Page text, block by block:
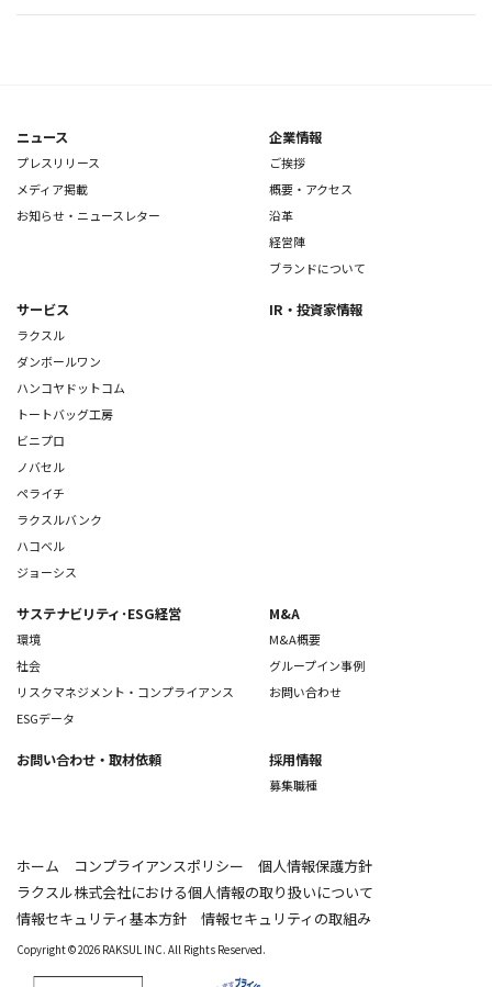
ニュース
プレスリリース
メディア掲載
お知らせ・ニュースレター
企業情報
ご挨拶
概要・アクセス
沿革
経営陣
ブランドについて
サービス
ラクスル
ダンボールワン
ハンコヤドットコム
トートバッグ工房
ビニプロ
ノバセル
ペライチ
ラクスルバンク
ハコベル
ジョーシス
IR・投資家情報
サステナビリティ･ESG経営
環境
社会
リスクマネジメント・コンプライアンス
ESGデータ
M&A
M&A概要
グループイン事例
お問い合わせ
お問い合わせ ・取材依頼 採用情報
募集職種
ホーム コンプライアンスポリシー
個人情報保護方針
ラクスル株式会社における個人情報の取り扱いについて
情報セキュリティ基本方針
情報セキュリティの取組み
Copyright © 2026 RAKSUL INC. All Rights Reserved.